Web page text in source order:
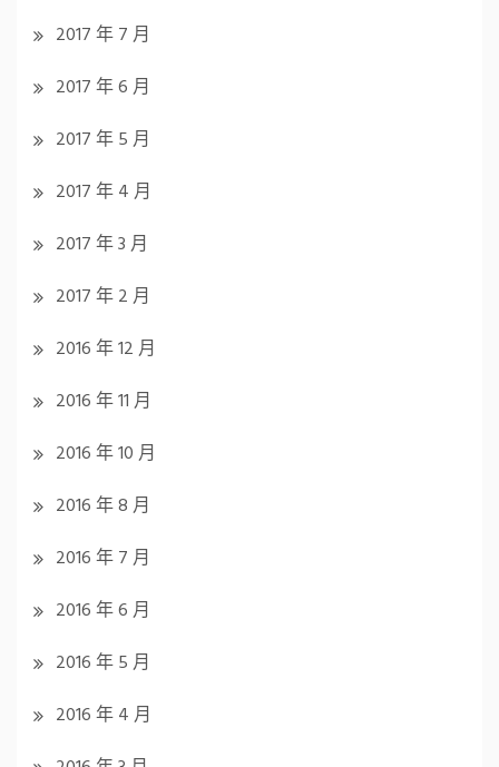
2017 年 7 月
2017 年 6 月
2017 年 5 月
2017 年 4 月
2017 年 3 月
2017 年 2 月
2016 年 12 月
2016 年 11 月
2016 年 10 月
2016 年 8 月
2016 年 7 月
2016 年 6 月
2016 年 5 月
2016 年 4 月